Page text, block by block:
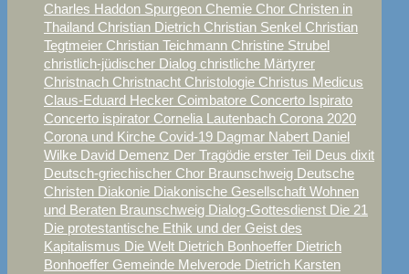
Charles Haddon Spurgeon Chemie Chor Christen in
Thailand Christian Dietrich Christian Senkel Christian
Tegtmeier Christian Teichmann Christine Strubel
christlich-jüdischer Dialog christliche Märtyrer
Christnach Christnacht Christologie Christus Medicus
Claus-Eduard Hecker Coimbatore Concerto Ispirato
Concerto ispirator Cornelia Lautenbach Corona 2020
Corona und Kirche Covid-19 Dagmar Nabert Daniel
Wilke David Demenz Der Tragödie erster Teil Deus dixit
Deutsch-griechischer Chor Braunschweig Deutsche
Christen Diakonie Diakonische Gesellschaft Wohnen
und Beraten Braunschweig Dialog-Gottesdienst Die 21
Die protestantische Ethik und der Geist des
Kapitalismus Die Welt Dietrich Bonhoeffer Dietrich
Bonhoeffer Gemeinde Melverode Dietrich Karsten